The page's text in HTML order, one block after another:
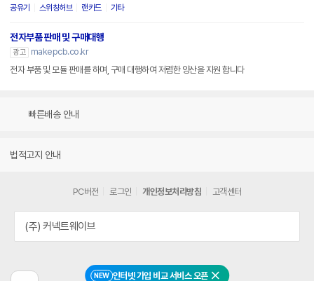
NEW 인터넷 가입 비교 서비스 오픈
공유기 스위칭허브 랜카드 기타
전자부품 판매 및 구매대행
광고
makepcb.co.kr
전자 부품 및 모듈 판매를 하며, 구매 대행하여 저렴한 양산을 지원 합니다
빠른배송 안내
법적고지 안내
PC버전 로그인 개인정보처리방침 고객센터
(주) 커넥트웨이브